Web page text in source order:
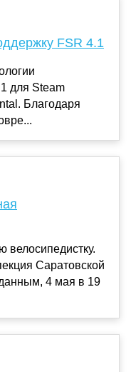
FSR 4.1
для Steam
Благодаря
Саратовской
4 мая в 19